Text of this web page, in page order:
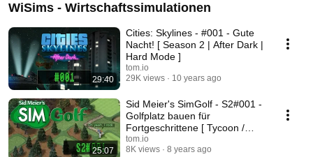
WiSims - Wirtschaftssimulationen
29:40
Cities: Skylines - #001 - Gute
Nacht! [ Season 2 | After Dark |
Hard Mode ]
tom.io
29K views
10 years ago
25:07
Sid Meier's SimGolf - S2#001 -
Golfplatz bauen für
Fortgeschrittene [ Tycoon /
Management / Golf ]
tom.io
8K views
8 years ago